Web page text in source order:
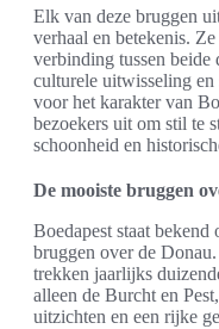
Elk van deze bruggen
verhaal en betekenis.
verbinding tussen beide
culturele uitwisseling
voor het karakter van
bezoekers uit om stil te
schoonheid en
De mooiste bruggen
Boedapest staat
bruggen over de
trekken jaarlijks
alleen de Burcht en
uitzichten en een rijke